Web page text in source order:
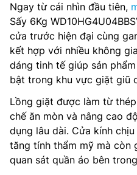
Ngay từ cái nhìn đầu tiên,
Sấy 6Kg
cửa trước hiện đại cùng
kết hợp với nhiều không
dáng tinh tế giúp sản
bật trong khu vực giặt giũ
Lồng giặt được làm từ
chế ăn mòn và nâng cao
dụng lâu dài. Cửa kính
tăng tính thẩm mỹ mà còn
quan sát quần áo bên